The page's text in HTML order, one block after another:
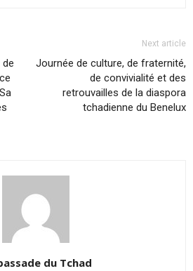
Next article
Journée de culture, de fraternité,
de convivialité et des
retrouvailles de la diaspora
tchadienne du Benelux
du Tchad